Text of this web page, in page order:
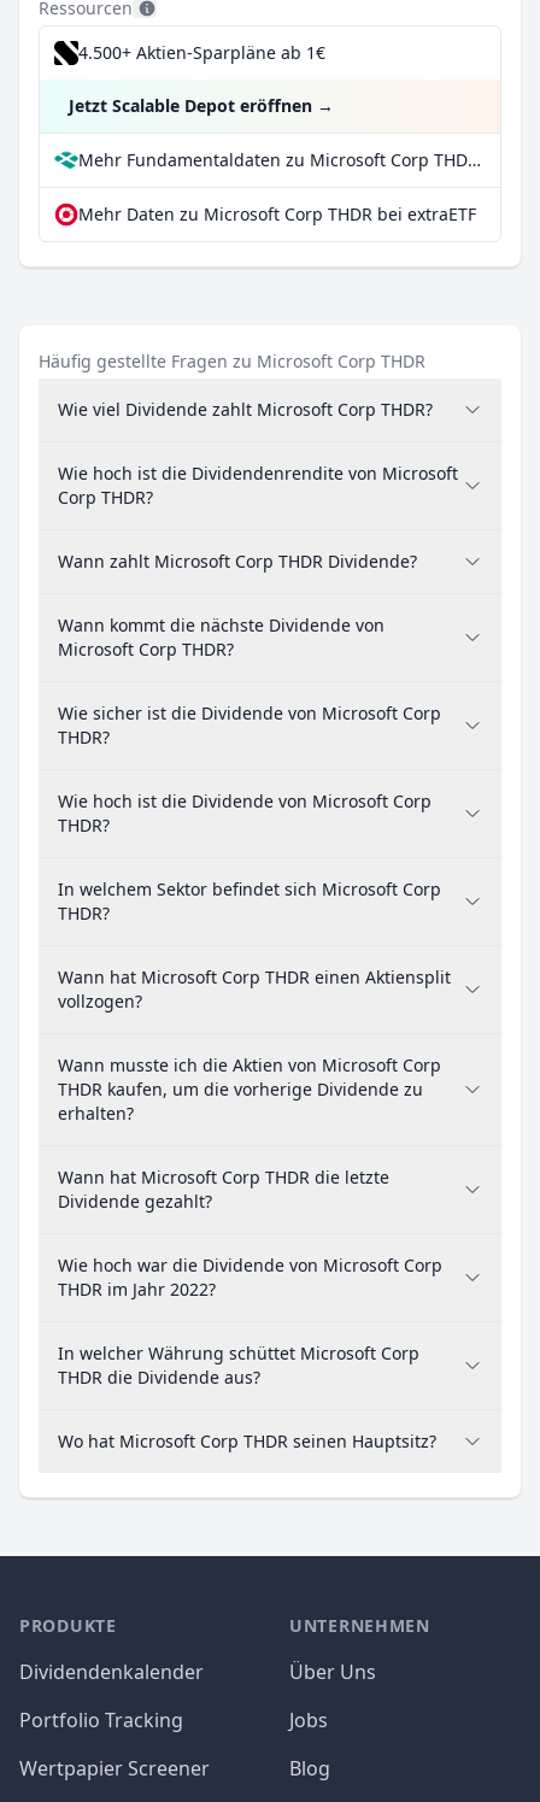
Ressourcen
4.500+ Aktien-Sparpläne ab 1€
Jetzt Scalable Depot eröffnen →
Mehr Fundamentaldaten zu Microsoft Corp THDR bei Parqet
Mehr Daten zu Microsoft Corp THDR bei extraETF
Häufig gestellte Fragen zu Microsoft Corp THDR
Wie viel Dividende zahlt Microsoft Corp THDR?
Wie hoch ist die Dividendenrendite von Microsoft
Corp THDR?
Wann zahlt Microsoft Corp THDR Dividende?
Wann kommt die nächste Dividende von
Microsoft Corp THDR?
Wie sicher ist die Dividende von Microsoft Corp
THDR?
Wie hoch ist die Dividende von Microsoft Corp
THDR?
In welchem Sektor befindet sich Microsoft Corp
THDR?
Wann hat Microsoft Corp THDR einen Aktiensplit
vollzogen?
Wann musste ich die Aktien von Microsoft Corp
THDR kaufen, um die vorherige Dividende zu
erhalten?
Wann hat Microsoft Corp THDR die letzte
Dividende gezahlt?
Wie hoch war die Dividende von Microsoft Corp
THDR im Jahr 2022?
In welcher Währung schüttet Microsoft Corp
THDR die Dividende aus?
Wo hat Microsoft Corp THDR seinen Hauptsitz?
PRODUKTE
Dividendenkalender
Portfolio Tracking
Wertpapier Screener
UNTERNEHMEN
Über Uns
Jobs
Blog